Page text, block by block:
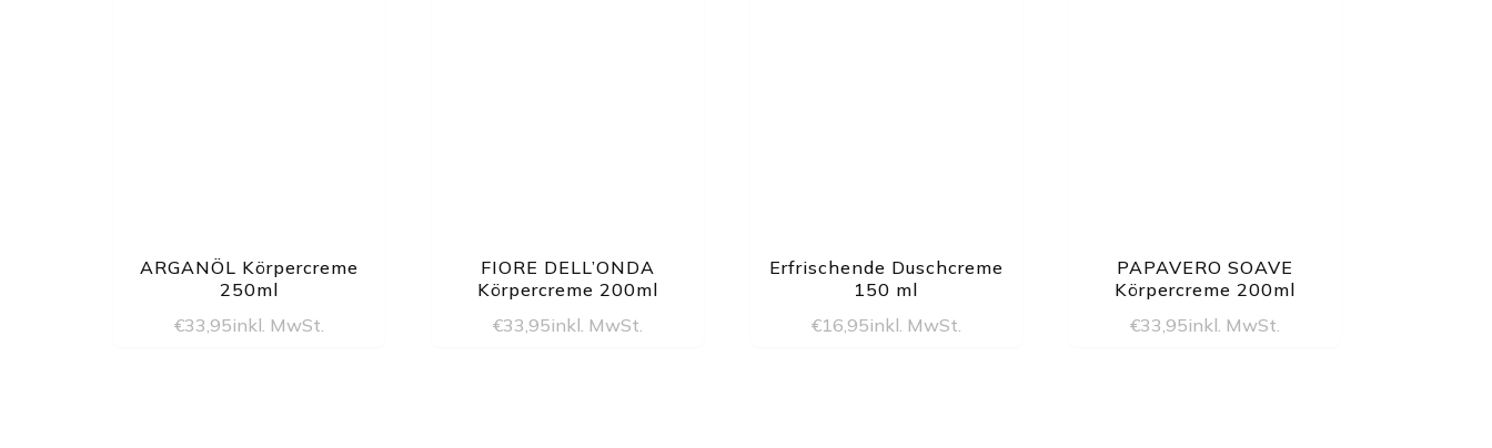
ARGANÖL Körpercreme
250ml
€33,95inkl. MwSt.
FIORE DELL’ONDA
Körpercreme 200ml
€33,95inkl. MwSt.
Erfrischende Duschcreme
150 ml
€16,95inkl. MwSt.
PAPAVERO SOAVE
Körpercreme 200ml
€33,95inkl. MwSt.